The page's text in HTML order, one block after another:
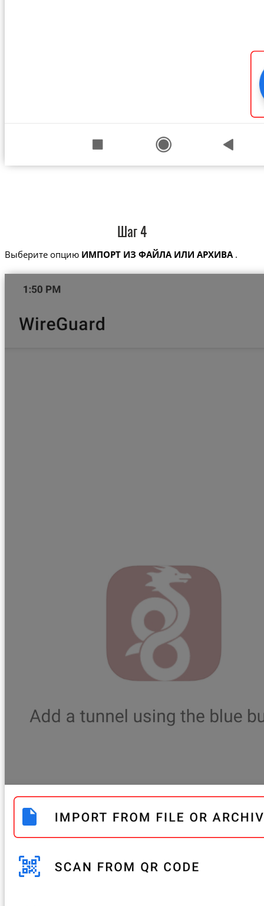
Шаг 4
Выберите опцию ИМПОРТ ИЗ ФАЙЛА ИЛИ АРХИВА.